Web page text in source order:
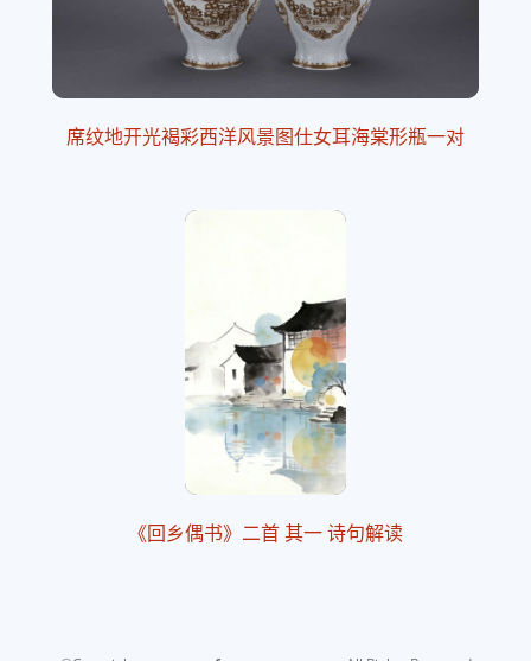
席纹地开光褐彩西洋风景图仕女耳海棠形瓶一对
《回乡偶书》二首 其一 诗句解读